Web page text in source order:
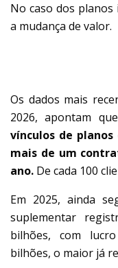
No caso dos planos
a mudança de valor.
Os dados mais
2026, apontam que
vínculos de
mais de um
ano. De cada 100
Em 2025, ainda
suplementar
bilhões, com
bilhões, o maior já